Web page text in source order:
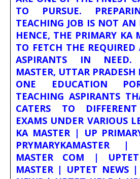
TO PURSUE.
TEACHING JOB IS NOT AN
HENCE, THE PRIMARY KA
TO FETCH THE REQUIRED
ASPIRANTS IN NEED.
MASTER, UTTAR
ONE EDUCATION
TEACHING ASPIRANTS
CATERS TO
EXAMS UNDER VARIOUS
KA MASTER | UP
PRYMARYKAMASTER
MASTER COM |
MASTER | UPTET NEWS |